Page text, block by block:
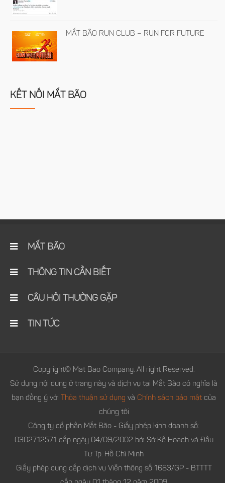
MẮT BÃO RUN CLUB – RUN FOR FUTURE
KẾT NỐI MẮT BÃO
MẮT BÃO
THÔNG TIN CẦN BIẾT
CÂU HỎI THƯỜNG GẶP
TIN TỨC
Copyright© Mat Bao Company. All right Reserved.
Sử dụng nội dung ở trang này và dịch vụ tại Mắt Bão có nghĩa là
bạn đồng ý với Thỏa thuận sử dụng và Chính sách bảo mật của
chúng tôi
Công ty cổ phần Mắt Bão - Giấy phép kinh doanh số:
0302712571 cấp ngày 04/09/2002 bởi Sở Kế Hoạch và Đầu
Tư Tp. Hồ Chí Minh
Giấy phép cung cấp dịch vụ Viễn thông số 1683/GP - BTTTT